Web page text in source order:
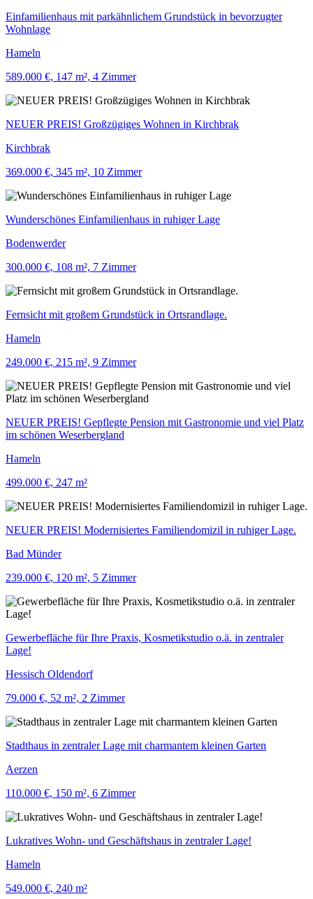
Einfamilienhaus mit parkähnlichem Grundstück in bevorzugter
Wohnlage
Hameln
589.000 €, 147 m², 4 Zimmer
NEUER PREIS! Großzügiges Wohnen in Kirchbrak
Kirchbrak
369.000 €, 345 m², 10 Zimmer
Wunderschönes Einfamilienhaus in ruhiger Lage
Bodenwerder
300.000 €, 108 m², 7 Zimmer
Fernsicht mit großem Grundstück in Ortsrandlage.
Hameln
249.000 €, 215 m², 9 Zimmer
NEUER PREIS! Gepflegte Pension mit Gastronomie und viel Platz
im schönen Weserbergland
Hameln
499.000 €, 247 m²
NEUER PREIS! Modernisiertes Familiendomizil in ruhiger Lage.
Bad Münder
239.000 €, 120 m², 5 Zimmer
Gewerbefläche für Ihre Praxis, Kosmetikstudio o.ä. in zentraler
Lage!
Hessisch Oldendorf
79.000 €, 52 m², 2 Zimmer
Stadthaus in zentraler Lage mit charmantem kleinen Garten
Aerzen
110.000 €, 150 m², 6 Zimmer
Lukratives Wohn- und Geschäftshaus in zentraler Lage!
Hameln
549.000 €, 240 m²